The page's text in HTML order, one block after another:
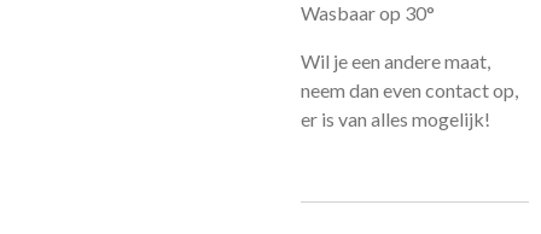
Wasbaar op 30°
Wil je een andere maat,
neem dan even contact op,
er is van alles mogelijk!